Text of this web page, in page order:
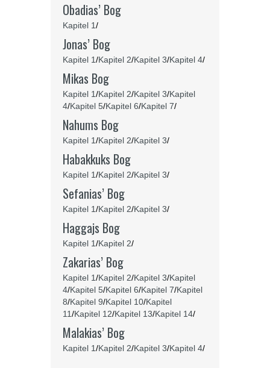
Obadias’ Bog
Kapitel 1/
Jonas’ Bog
Kapitel 1/Kapitel 2/Kapitel 3/Kapitel 4/
Mikas Bog
Kapitel 1/Kapitel 2/Kapitel 3/Kapitel
4/Kapitel 5/Kapitel 6/Kapitel 7/
Nahums Bog
Kapitel 1/Kapitel 2/Kapitel 3/
Habakkuks Bog
Kapitel 1/Kapitel 2/Kapitel 3/
Sefanias’ Bog
Kapitel 1/Kapitel 2/Kapitel 3/
Haggajs Bog
Kapitel 1/Kapitel 2/
Zakarias’ Bog
Kapitel 1/Kapitel 2/Kapitel 3/Kapitel
4/Kapitel 5/Kapitel 6/Kapitel 7/Kapitel
8/Kapitel 9/Kapitel 10/Kapitel
11/Kapitel 12/Kapitel 13/Kapitel 14/
Malakias’ Bog
Kapitel 1/Kapitel 2/Kapitel 3/Kapitel 4/